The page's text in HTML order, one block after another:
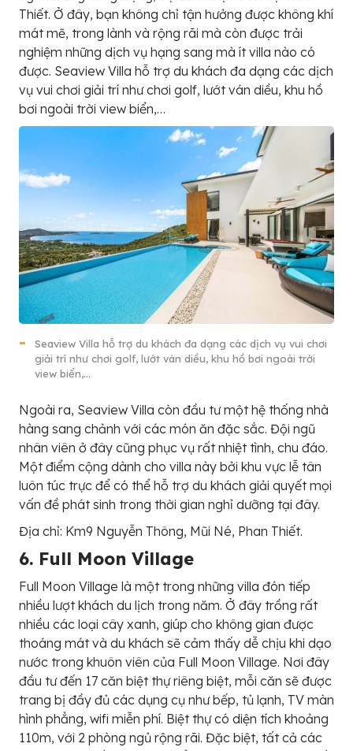
Thiết. Ở đây, bạn không chỉ tận hưởng được không khí
mát mẽ, trong lành và rộng rãi mà còn được trải
nghiệm những dịch vụ hạng sang mà ít villa nào có
được. Seaview Villa hỗ trợ du khách đa dạng các dịch
vụ vui chơi giải trí như chơi golf, lướt ván diều, khu hồ
bơi ngoài trời view biển,…
Seaview Villa hỗ trợ du khách đa dạng các dịch vụ vui chơi
giải trí như chơi golf, lướt ván diều, khu hồ bơi ngoài trời
view biển,…
Ngoài ra, Seaview Villa còn đầu tư một hệ thống nhà
hàng sang chảnh với các món ăn đặc sắc. Đội ngũ
nhân viên ở đây cũng phục vụ rất nhiệt tình, chu đáo.
Một điểm cộng dành cho villa này bởi khu vực lễ tân
luôn túc trực để có thể hỗ trợ du khách giải quyết mọi
vấn đề phát sinh trong thời gian nghỉ dưỡng tại đây.
Địa chỉ: Km9 Nguyễn Thông, Mũi Né, Phan Thiết.
6. Full Moon Village
Full Moon Village là một trong những villa đón tiếp
nhiều lượt khách du lịch trong năm. Ở đây trồng rất
nhiều các loại cây xanh, giúp cho không gian được
thoáng mát và du khách sẽ cảm thấy dễ chịu khi dạo
nước trong khuôn viên của Full Moon Village. Nơi đây
đầu tư đến 17 căn biệt thự riêng biệt, mỗi căn sẽ được
trang bị đầy đủ các dụng cụ như bếp, tủ lạnh, TV màn
hình phẳng, wifi miễn phí. Biệt thự có diện tích khoảng
110m, với 2 phòng ngủ rộng rãi. Đặc biệt, tất cả các